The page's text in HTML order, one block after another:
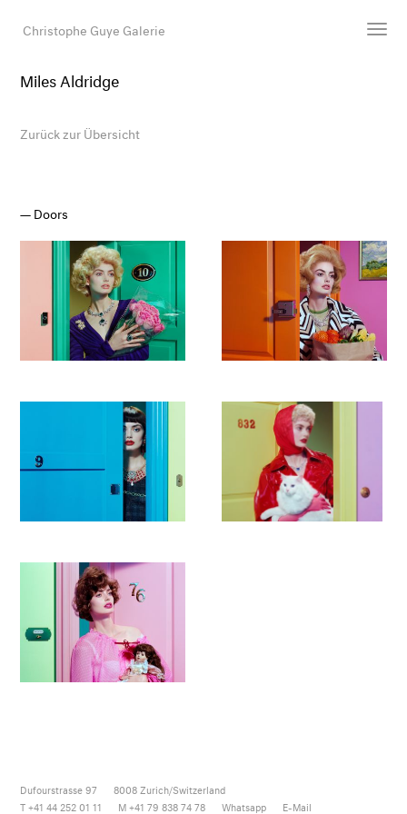
Christophe Guye Galerie
Galerie
E-Mail
EN
Miles Aldridge
Zurück zur Übersicht
Doors
Dufourstrasse 97 8008 Zurich/Switzerland
T +41 44 252 01 11
M +41 79 838 74 78 Whatsapp E-Mail